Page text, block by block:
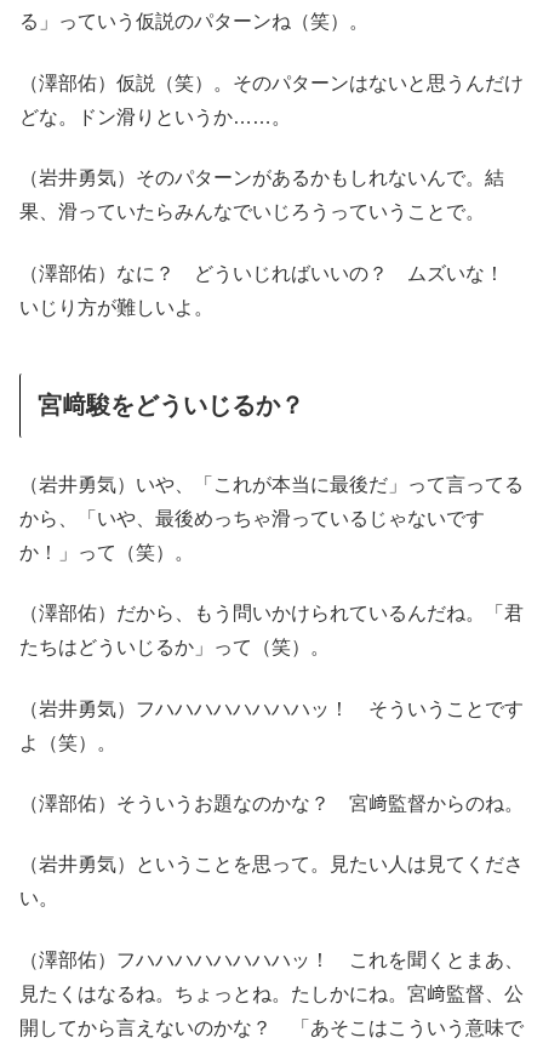
る」っていう仮説のパターンね（笑）。
（澤部佑）仮説（笑）。そのパターンはないと思うんだけ
どな。ドン滑りというか……。
（岩井勇気）そのパターンがあるかもしれないんで。結
果、滑っていたらみんなでいじろうっていうことで。
（澤部佑）なに？ どういじればいいの？ ムズいな！
いじり方が難しいよ。
宮﨑駿をどういじるか？
（岩井勇気）いや、「これが本当に最後だ」って言ってる
から、「いや、最後めっちゃ滑っているじゃないです
か！」って（笑）。
（澤部佑）だから、もう問いかけられているんだね。「君
たちはどういじるか」って（笑）。
（岩井勇気）フハハハハハハハハッ！ そういうことです
よ（笑）。
（澤部佑）そういうお題なのかな？ 宮﨑監督からのね。
（岩井勇気）ということを思って。見たい人は見てくださ
い。
（澤部佑）フハハハハハハハハッ！ これを聞くとまあ、
見たくはなるね。ちょっとね。たしかにね。宮﨑監督、公
開してから言えないのかな？ 「あそこはこういう意味で